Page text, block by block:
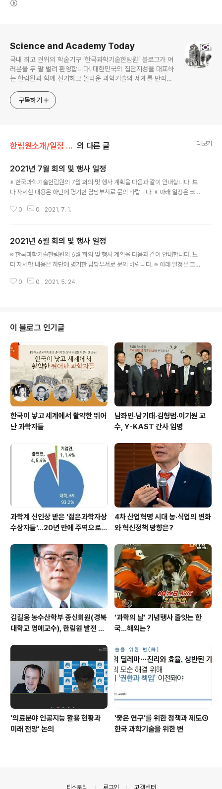
Science and Academy Today
국내 최고 권위의 학술기구 ‘한국과학기술한림원’ 블로그가 여
러분을 두 팔 벌려 환영합니다! 대한민국의 집단지성을 대표하
는 한림원과 함께 신기하고 놀라운 과학기술의 세계를 만끽하
구독하기
한림원소개/일정 및 기관동정 의 다른 글 더보기
2021년 7월 회의 및 행사 일정
※ 한국과학기술한림원의 7월 회의 및 행사 계획을 다음과 같이 안내합니다. 보
다 자세한 내용은 하단에 명기한 담당부서로 문의 바랍니다. ※ 아래 일정은 코
있습니다. ○ 한림원탁토론회(국내 대학 연구 경쟁력의 현재와 미래) - 일시: 7.
00 - 장소: 양재동 엘타워(온라인 개최) ※ 정책팀: 031-710-4661
0 0 2021. 7. 1.
2021년 6월 회의 및 행사 일정
※ 한국과학기술한림원의 6월 회의 및 행사 계획을 다음과 같이 안내합니다. 보
다 자세한 내용은 하단에 명기한 담당부서로 문의 바랍니다. ※ 아래 일정은 코
있습니다. ○ 국제한림원연합회 성명서 공표 심포지엄 - 주제: Protection of
팀: 031-710-4611 ○ 한림원탁토론회(배양육, 식육의 미래일까?) - 일시: 6.
17.(목) 1..
0 0 2021. 5. 24.
이 블로그 인기글
한국이 낳고 세계에서 활약한 뛰어
난 과학자들
남좌민·남기태·김형범·이기원 교
수, Y-KAST 간사 임명
과학계 신인상 받은 '젊은과학자상
수상자들'…20년 만에 주역으로
4차 산업혁명 시대 농·식업의 변화
와 혁신정책 방향은?
김길웅 농수산학부 종신회원(경북
대학교 명예교수), 한림원 발전 위
‘과학의 날’ 기념행사 줄잇는 한
국…해외는?
‘의료분야 인공지능 활용 현황과
미래 전망’ 논의
‘좋은 연구’를 위한 정책과 제도①
한국 과학기술을 위한 변
티스토리 로그인 고객센터